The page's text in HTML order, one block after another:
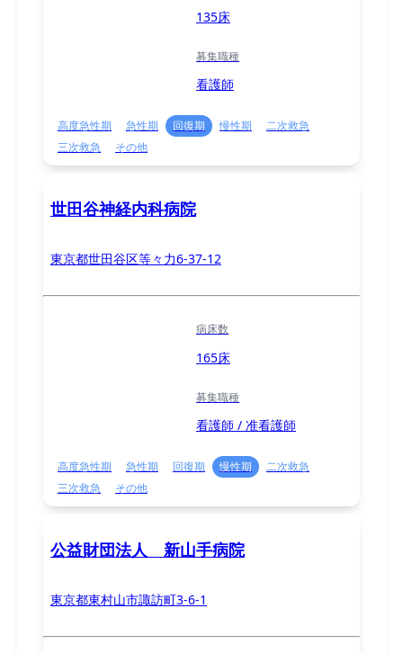
135床
募集職種
看護師
高度急性期 急性期 回復期 慢性期
二次救急
三次救急
その他
世田谷神経内科病院
東京都世田谷区等々力6-37-12
病床数
165床
募集職種
看護師 / 准看護師
高度急性期 急性期 回復期 慢性期
二次救急
三次救急
その他
公益財団法人 新山手病院
東京都東村山市諏訪町3-6-1